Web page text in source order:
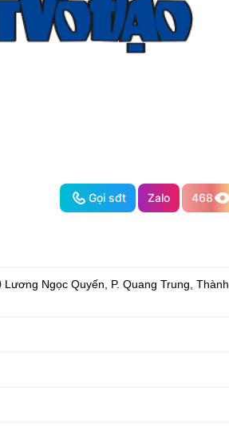
Gọi sđt Zalo 468
Ngọc Quyến, P. Quang Trung, Thành